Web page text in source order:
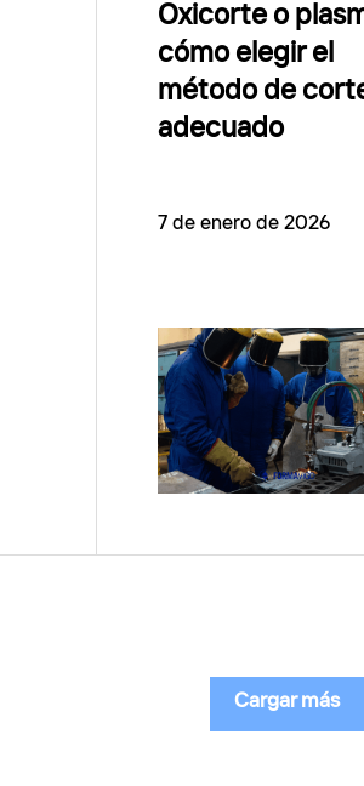
Oxicorte o
cómo elegir el
método de
adecuado
7 de enero de 2026
Cargar más